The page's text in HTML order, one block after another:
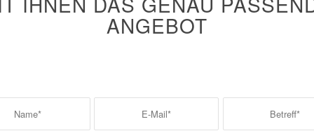
ANGEBOT